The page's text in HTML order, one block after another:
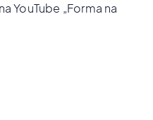
YouTube „Forma na